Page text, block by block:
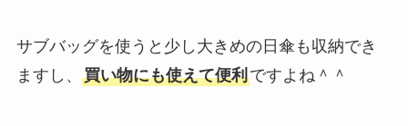
サブバッグを使うと少し大きめの日傘も収納でき
ますし、 買い物にも使えて便利ですよね＾＾